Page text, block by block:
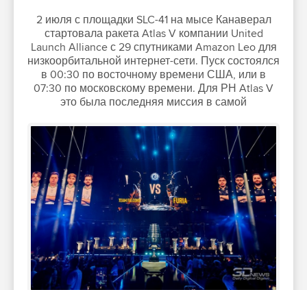
2 июля с площадки SLC-41 на мысе Канаверал
стартовала ракета Atlas V компании United
Launch Alliance с 29 спутниками Amazon Leo для
низкоорбитальной интернет-сети. Пуск состоялся
в 00:30 по восточному времени США, или в
07:30 по московскому времени. Для РН Atlas V
это была последняя миссия в самой